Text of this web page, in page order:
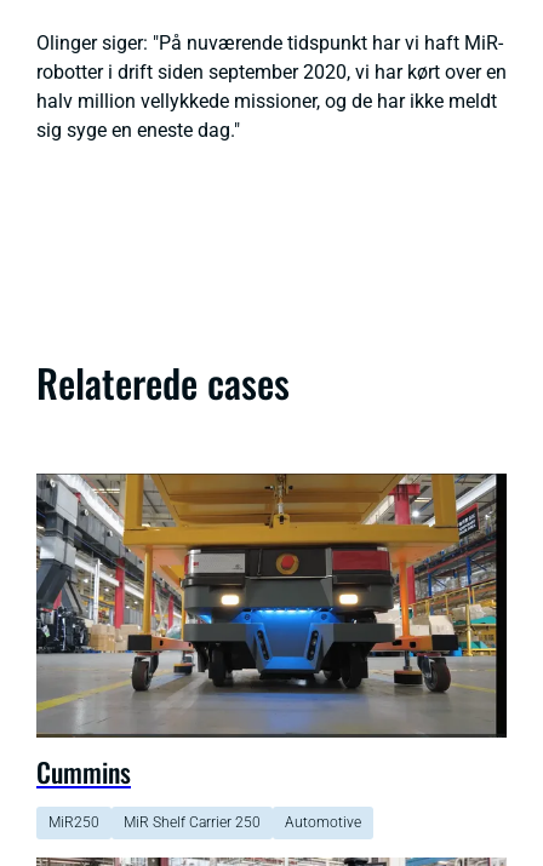
Olinger siger: "På nuværende tidspunkt har vi haft MiR-
robotter i drift siden september 2020, vi har kørt over en
halv million vellykkede missioner, og de har ikke meldt
sig syge en eneste dag."
Relaterede cases
Cummins
MiR250 MiR Shelf Carrier 250 Automotive